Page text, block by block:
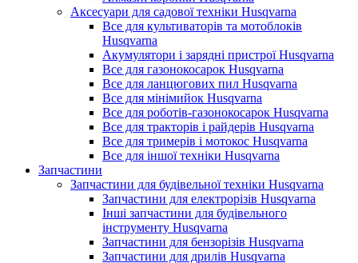
Аксесуари для садової техніки Husqvarna
Все для культиваторів та мотоблоків
Husqvarna
Акумулятори і зарядні пристрої Husqvarna
Все для газонокосарок Husqvarna
Все для ланцюгових пил Husqvarna
Все для мінімийок Husqvarna
Все для роботів-газонокосарок Husqvarna
Все для тракторів і райдерів Husqvarna
Все для тримерів і мотокос Husqvarna
Все для іншої техніки Husqvarna
Запчастини
Запчастини для будівельної техніки Husqvarna
Запчастини для електрорізів Husqvarna
Інші запчастини для будівельного
інструменту Husqvarna
Запчастини для бензорізів Husqvarna
Запчастини для дрилів Husqvarna